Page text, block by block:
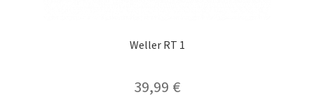
Weller RT 1
39,99 €